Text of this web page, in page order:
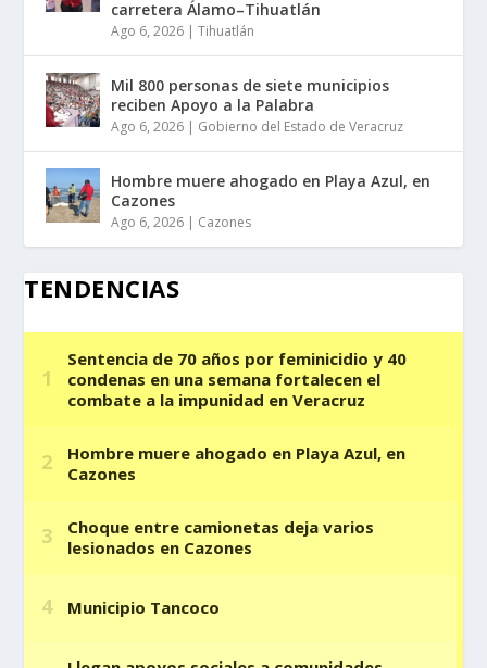
carretera Álamo–Tihuatlán
Ago 6, 2026 |Tihuatlán
Mil 800 personas de siete municipios
reciben Apoyo a la Palabra
Ago 6, 2026 | Gobierno del Estado de Veracruz
Hombre muere ahogado en Playa Azul, en
Cazones
Ago 6, 2026 | Cazones
TENDENCIAS